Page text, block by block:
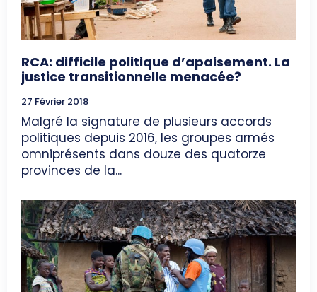
RCA: difficile politique d’apaisement. La
justice transitionnelle menacée?
27 Février 2018
Malgré la signature de plusieurs accords
politiques depuis 2016, les groupes armés
omniprésents dans douze des quatorze
provinces de la...